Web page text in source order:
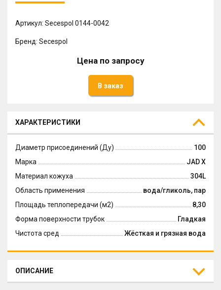
Артикул: Secespol 0144-0042
Бренд: Secespol
Цена по запросу
В заказ
ХАРАКТЕРИСТИКИ
Диаметр присоединений (Ду)
100
Марка
JAD X
Материал кожуха
304L
Область применения
вода/гликоль, пар
Площадь теплопередачи (м2)
8,30
Форма поверхности трубок
Гладкая
Чистота сред
Жёсткая и грязная вода
ОПИСАНИЕ